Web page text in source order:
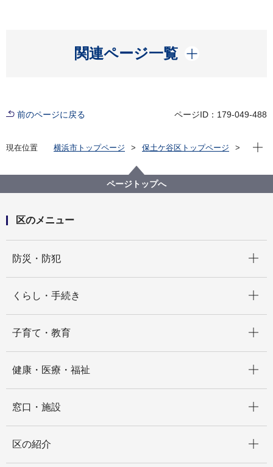
関連ページ一覧
開く
前のページに戻る ページID：179-049-488
現在位置 横浜市トップページ
保土ケ谷区トップページ
保土ケ谷区マスコット ほどぴーの部屋
現在
ページトップへ
区のメニュー
防災・防犯
くらし・手続き
子育て・教育
健康・医療・福祉
窓口・施設
区の紹介